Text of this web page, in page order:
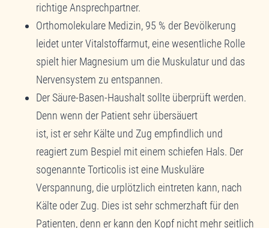
richtige Ansprechpartner.
Orthomolekulare Medizin, 95 % der Bevölkerung
leidet unter Vitalstoffarmut, eine wesentliche Rolle
spielt hier Magnesium um die Muskulatur und das
Nervensystem zu entspannen.
Der Säure-Basen-Haushalt sollte überprüft werden.
Denn wenn der Patient sehr übersäuert
ist, ist er sehr Kälte und Zug empfindlich und
reagiert zum Bespiel mit einem schiefen Hals. Der
sogenannte Torticolis ist eine Muskuläre
Verspannung, die urplötzlich eintreten kann, nach
Kälte oder Zug. Dies ist sehr schmerzhaft für den
Patienten, denn er kann den Kopf nicht mehr seitlich